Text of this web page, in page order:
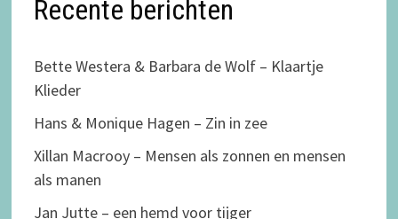
Recente berichten
Bette Westera & Barbara de Wolf – Klaartje
Klieder
Hans & Monique Hagen – Zin in zee
Xillan Macrooy – Mensen als zonnen en mensen
als manen
Jan Jutte – een hemd voor tijger